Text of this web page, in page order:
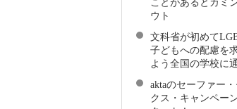
ことがあるとカミ
ウト
文科省が初めて
子どもへの配慮を
よう全国の学校に
aktaのセーファー・
クス・キャンペー